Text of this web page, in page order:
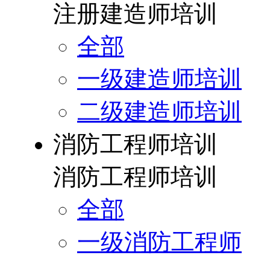
注册建造师培训
全部
一级建造师培训
二级建造师培训
消防工程师培训
消防工程师培训
全部
一级消防工程师